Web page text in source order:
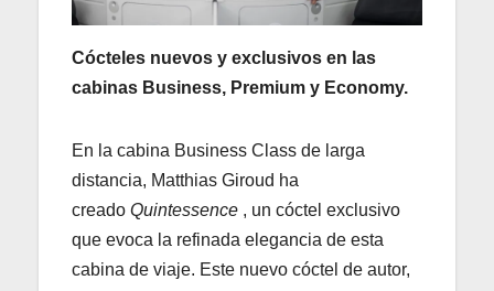
Cócteles nuevos y exclusivos en las
cabinas Business, Premium y Economy.
En la cabina Business Class de larga
distancia, Matthias Giroud ha
creado Quintessence , un cóctel exclusivo
que evoca la refinada elegancia de esta
cabina de viaje. Este nuevo cóctel de autor,